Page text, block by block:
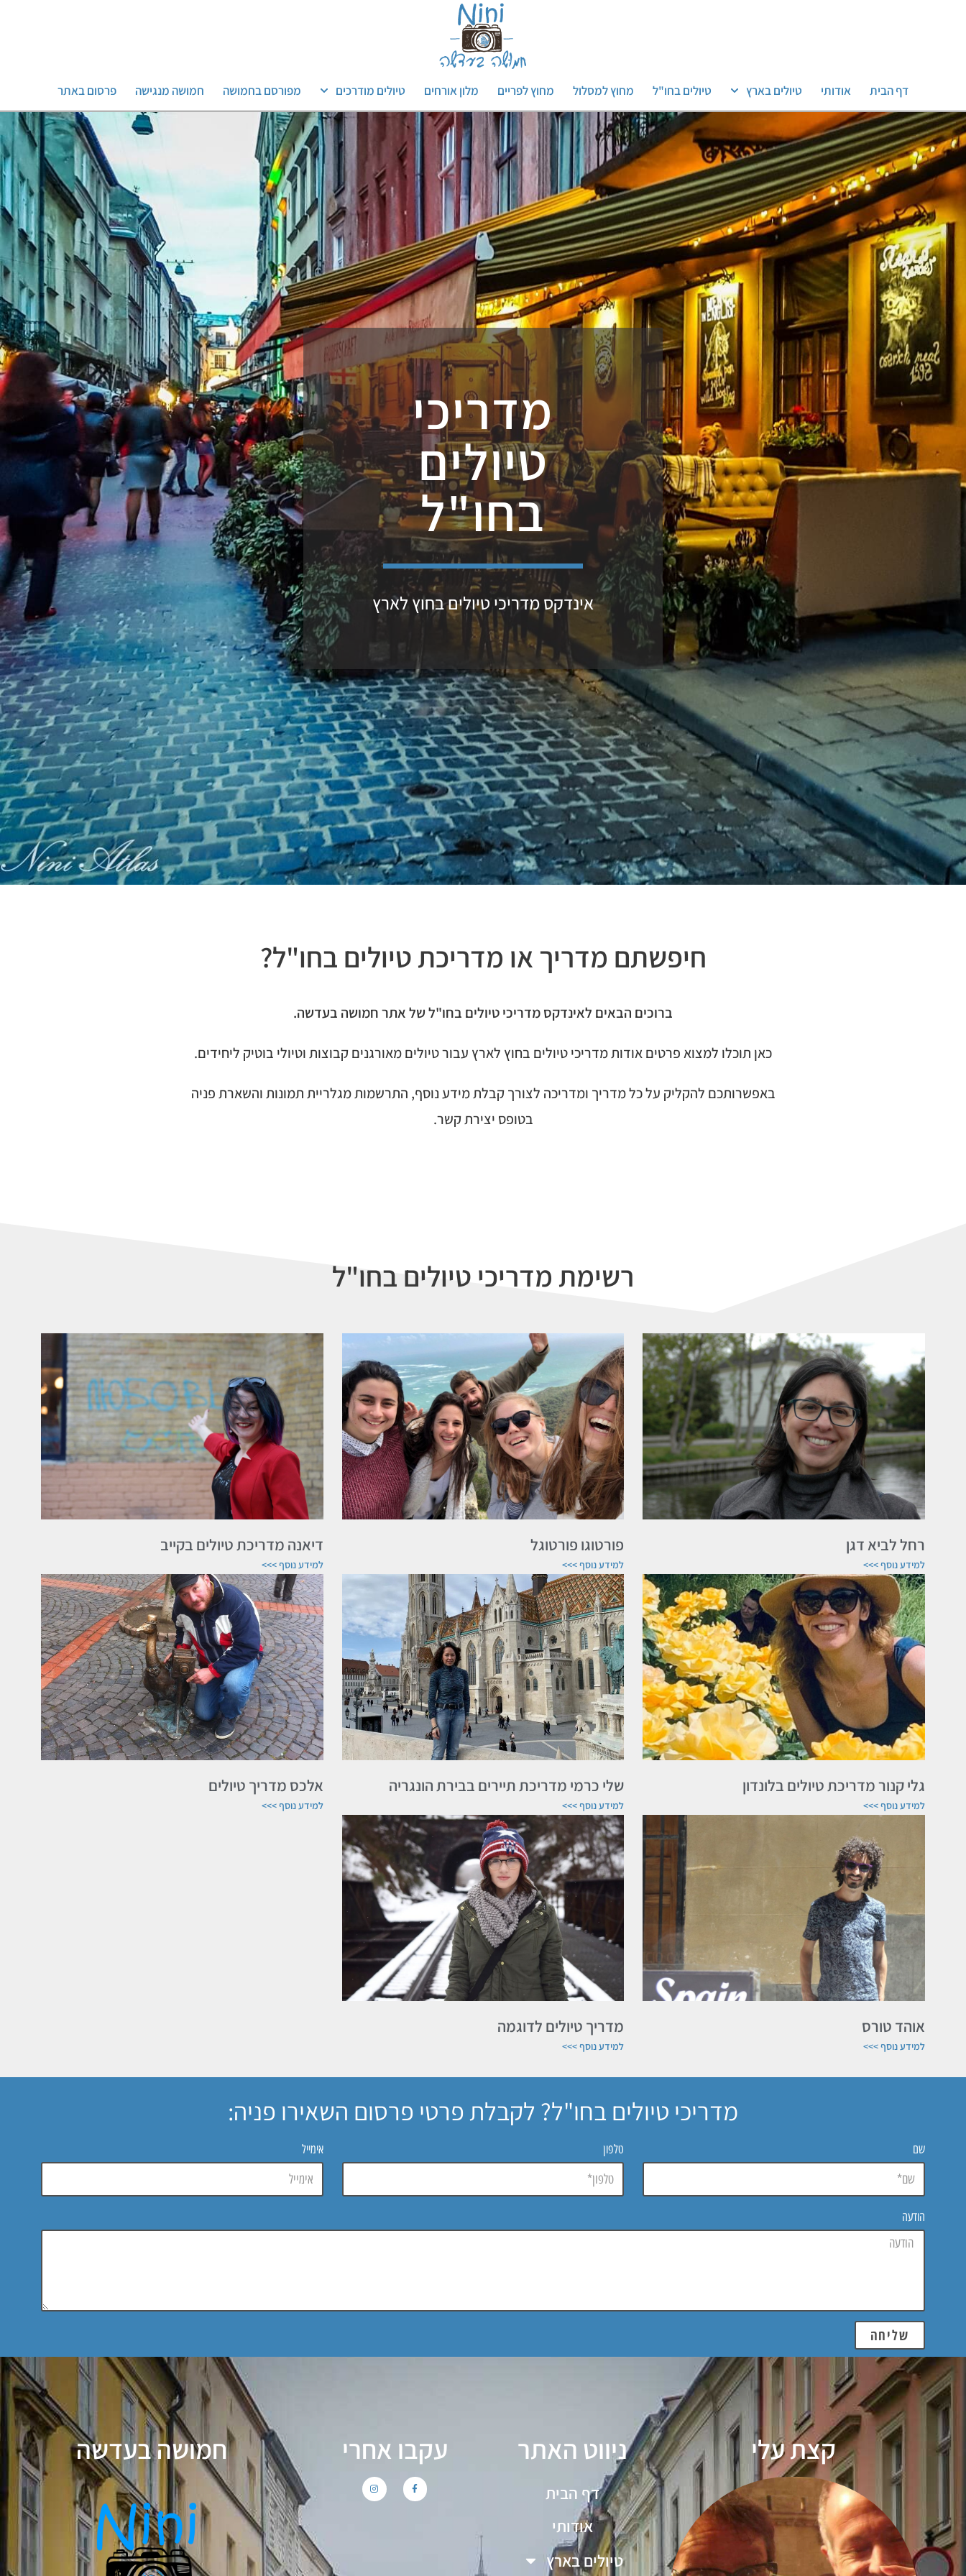
דף הבית אודותי טיולים בארץ טיולים בחו"ל מחוץ למסלול מחוץ לפריים מלון אורחים טיולים מודרכים מפורסם בחמושה חמושה מנגישה פרסום באתר
מדריכי
טיולים
בחו"ל
אינדקס מדריכי טיולים בחוץ לארץ
חיפשתם מדריך או מדריכת טיולים בחו"ל?
ברוכים הבאים לאינדקס מדריכי טיולים בחו"ל של אתר חמושה בעדשה.
כאן תוכלו למצוא פרטים אודות מדריכי טיולים בחוץ לארץ עבור טיולים מאורגנים קבוצות וטיולי בוטיק ליחידים.
באפשרותכם להקליק על כל מדריך ומדריכה לצורך קבלת מידע נוסף, התרשמות מגלריית תמונות והשארת פניה
בטופס יצירת קשר.
רשימת מדריכי טיולים בחו"ל
רחל לביא דגן
למידע נוסף >>>
פורטוגו פורטוגל
למידע נוסף >>>
דיאנה מדריכת טיולים בקייב
למידע נוסף >>>
גלי קנור מדריכת טיולים בלונדון
למידע נוסף >>>
שלי כרמי מדריכת תיירים בבירת הונגריה
למידע נוסף >>>
אלכס מדריך טיולים
למידע נוסף >>>
אוהד טורס
למידע נוסף >>>
מדריך טיולים לדוגמה
למידע נוסף >>>
מדריכי טיולים בחו"ל? לקבלת פרטי פרסום השאירו פניה:
שם טלפון אימייל
הודעה
שליחה
קצת עלי ניווט האתר
דף הבית
אודותי
טיולים בארץ
עקבו אחרי חמושה בעדשה